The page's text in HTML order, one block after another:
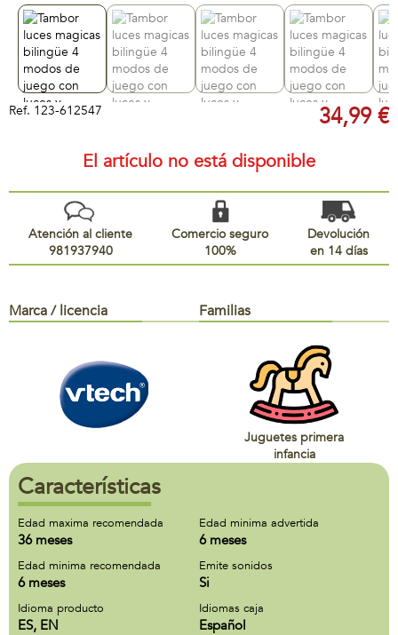
Ref. 123-612547 34,99 €
El artículo no está disponible
Atención al cliente
981937940
Comercio seguro
100%
Devolución
en 14 días
Marca / licencia Familias
Juguetes primera
infancia
Características
Edad maxima recomendada
36 meses
Edad minima advertida
6 meses
Edad minima recomendada
6 meses
Emite sonidos
Si
Idioma producto
ES, EN
Idiomas caja
Español